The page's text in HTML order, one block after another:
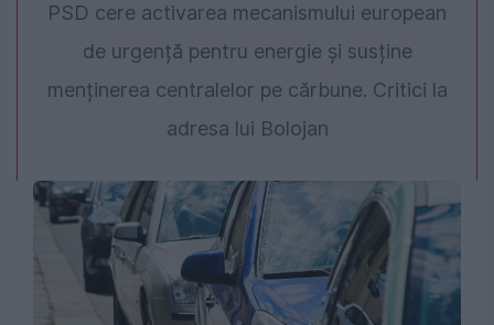
PSD cere activarea mecanismului european
de urgență pentru energie și susține
menținerea centralelor pe cărbune. Critici la
adresa lui Bolojan